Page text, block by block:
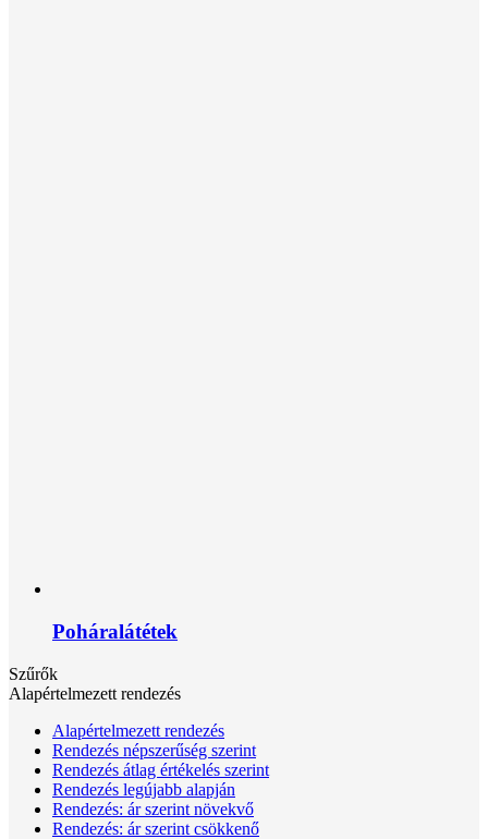
Poháralátétek
Szűrők
Alapértelmezett rendezés
Alapértelmezett rendezés
Rendezés népszerűség szerint
Rendezés átlag értékelés szerint
Rendezés legújabb alapján
Rendezés: ár szerint növekvő
Rendezés: ár szerint csökkenő